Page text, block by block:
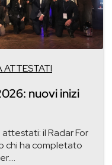
ATTESTATI
nuovi inizi
il Radar For
chi ha completato